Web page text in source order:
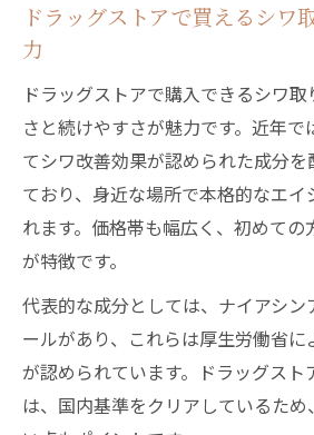
ドラッグストアで買えるシワ
力
ドラッグストアで購入できるシワ
さと続けやすさが魅力です。近年で
てシワ改善効果が認められた成分
ており、身近な場所で本格的なエイ
れます。価格帯も幅広く、初めての
が特徴です。
代表的な成分としては、ナイアシン
ールがあり、これらは厚生労働省
が認められています。ドラッグスト
は、国内基準をクリアしているた